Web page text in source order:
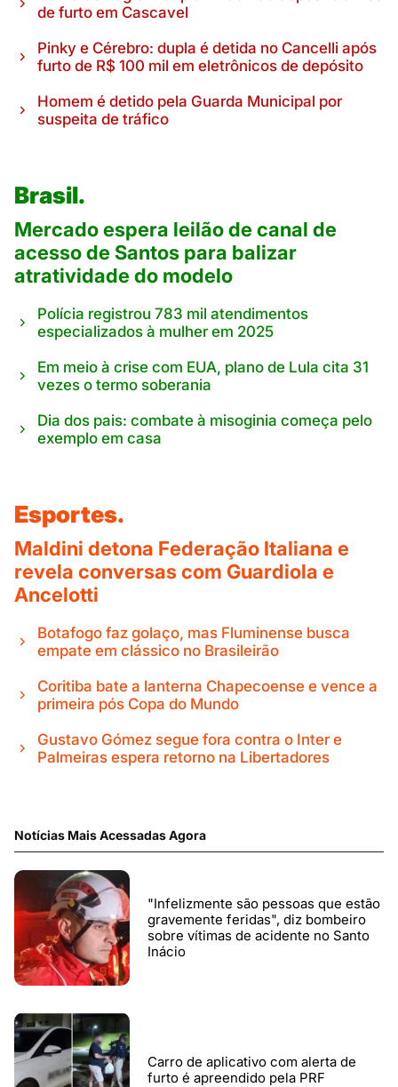
de furto em Cascavel
Pinky e Cérebro: dupla é detida no Cancelli após
furto de R$ 100 mil em eletrônicos de depósito
Homem é detido pela Guarda Municipal por
suspeita de tráfico
Brasil.
Mercado espera leilão de canal de
acesso de Santos para balizar
atratividade do modelo
Polícia registrou 783 mil atendimentos
especializados à mulher em 2025
Em meio à crise com EUA, plano de Lula cita 31
vezes o termo soberania
Dia dos pais: combate à misoginia começa pelo
exemplo em casa
Esportes.
Maldini detona Federação Italiana e
revela conversas com Guardiola e
Ancelotti
Botafogo faz golaço, mas Fluminense busca
empate em clássico no Brasileirão
Coritiba bate a lanterna Chapecoense e vence a
primeira pós Copa do Mundo
Gustavo Gómez segue fora contra o Inter e
Palmeiras espera retorno na Libertadores
Notícias Mais Acessadas Agora
"Infelizmente são pessoas que estão
gravemente feridas", diz bombeiro
sobre vítimas de acidente no Santo
Inácio
Carro de aplicativo com alerta de
furto é apreendido pela PRF